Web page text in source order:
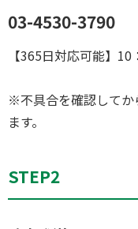
03-4530-3790
【365日対応可能】
※不具合を確認してか
ます。
STEP2